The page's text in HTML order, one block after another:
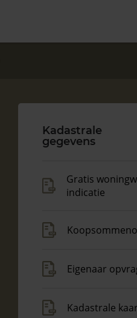
Kadastrale
gegevens
Gratis
indicatie
Eigenaar
Kadastrale